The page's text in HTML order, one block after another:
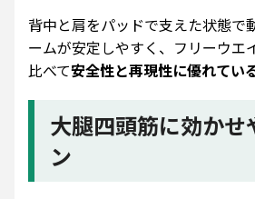
背中と肩をパッドで支えた状態で
ームが安定しやすく、フリーウエ
比べて安全性と再現性に優れてい
大腿四頭筋に効かせ
ン